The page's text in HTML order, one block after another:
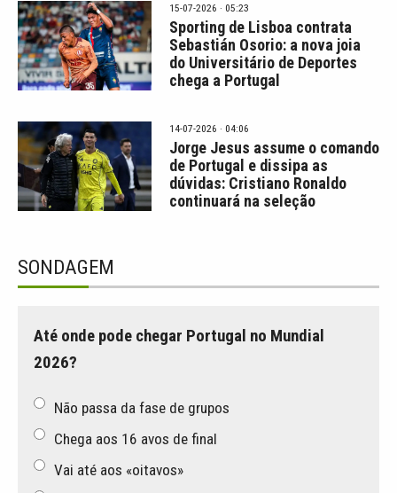
15-07-2026 · 05:23
Sporting de Lisboa contrata
Sebastián Osorio: a nova joia
do Universitário de Deportes
chega a Portugal
14-07-2026 · 04:06
Jorge Jesus assume o comando
de Portugal e dissipa as
dúvidas: Cristiano Ronaldo
continuará na seleção
SONDAGEM
Até onde pode chegar Portugal no Mundial
2026?
Não passa da fase de grupos
Chega aos 16 avos de final
Vai até aos «oitavos»